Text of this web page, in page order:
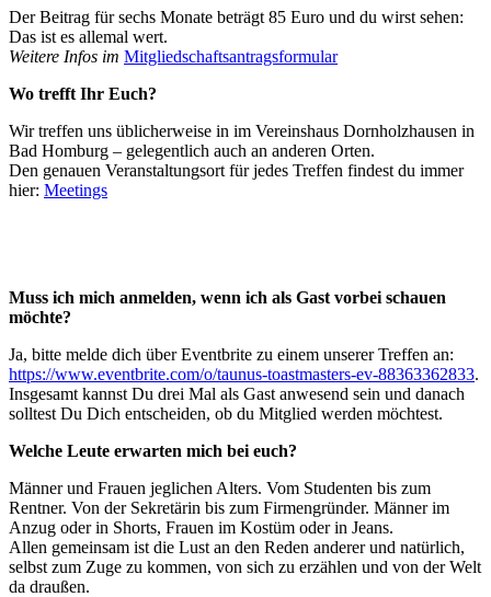
Der Beitrag für sechs Monate beträgt 85 Euro und du wirst sehen:
Das ist es allemal wert.
Weitere Infos im Mitgliedschaftsantragsformular
Wo trefft Ihr Euch?
Wir treffen uns üblicherweise in im Vereinshaus Dornholzhausen in
Bad Homburg – gelegentlich auch an anderen Orten.
Den genauen Veranstaltungsort für jedes Treffen findest du immer
hier: Meetings
Muss ich mich anmelden, wenn ich als Gast vorbei schauen
möchte?
Ja, bitte melde dich über Eventbrite zu einem unserer Treffen an:
https://www.eventbrite.com/o/taunus-toastmasters-ev-88363362833.
Insgesamt kannst Du drei Mal als Gast anwesend sein und danach
solltest Du Dich entscheiden, ob du Mitglied werden möchtest.
Welche Leute erwarten mich bei euch?
Männer und Frauen jeglichen Alters. Vom Studenten bis zum
Rentner. Von der Sekretärin bis zum Firmengründer. Männer im
Anzug oder in Shorts, Frauen im Kostüm oder in Jeans.
Allen gemeinsam ist die Lust an den Reden anderer und natürlich,
selbst zum Zuge zu kommen, von sich zu erzählen und von der Welt
da draußen.